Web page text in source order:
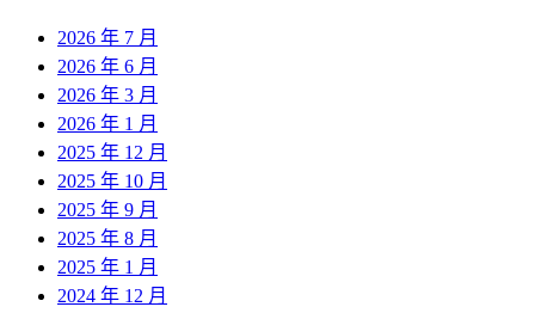
2026 年 7 月
2026 年 6 月
2026 年 3 月
2026 年 1 月
2025 年 12 月
2025 年 10 月
2025 年 9 月
2025 年 8 月
2025 年 1 月
2024 年 12 月